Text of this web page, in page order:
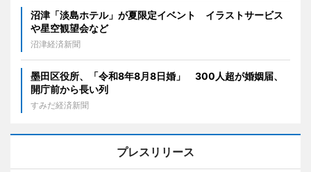
沼津「淡島ホテル」が夏限定イベント イラストサービス
や星空観望会など
沼津経済新聞
墨田区役所、「令和8年8月8日婚」 300人超が婚姻届、
開庁前から長い列
すみだ経済新聞
プレスリリース